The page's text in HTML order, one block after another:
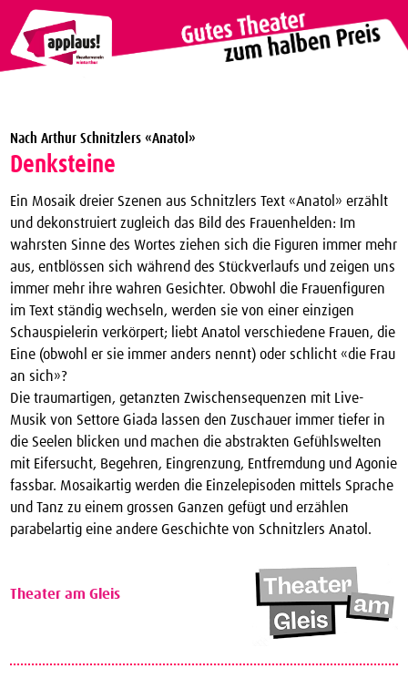
Theater Vergünstigungen
applaus!-Karte bestellen
JTC-Jugend-Theater-Club
Über uns
Kontakt
Archiv
Nach Arthur Schnitzlers «Anatol»
Denksteine
Ein Mosaik dreier Szenen aus Schnitzlers Text «Anatol» erzählt
und dekonstruiert zugleich das Bild des Frauenhelden: Im
wahrsten Sinne des Wortes ziehen sich die Figuren immer mehr
aus, entblössen sich während des Stückverlaufs und zeigen uns
immer mehr ihre wahren Gesichter. Obwohl die Frauenfiguren
im Text ständig wechseln, werden sie von einer einzigen
Schauspielerin verkörpert; liebt Anatol verschiedene Frauen, die
Eine (obwohl er sie immer anders nennt) oder schlicht «die Frau
an sich»?
Die traumartigen, getanzten Zwischensequenzen mit Live-
Musik von Settore Giada lassen den Zuschauer immer tiefer in
die Seelen blicken und machen die abstrakten Gefühlswelten
mit Eifersucht, Begehren, Eingrenzung, Entfremdung und Agonie
fassbar. Mosaikartig werden die Einzelepisoden mittels Sprache
und Tanz zu einem grossen Ganzen gefügt und erzählen
parabelartig eine andere Geschichte von Schnitzlers Anatol.
Theater am Gleis